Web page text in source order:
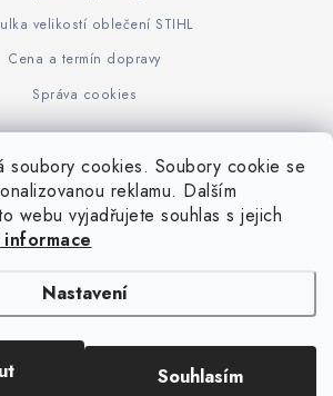
soubory cookies. Soubory cookie se
reklamu. Dalším
webu vyjadřujete souhlas s jejich
Nastavení
Souhlasím
velikostí oblečení STIHL
Cena a termín dopravy
Správa cookies
Výrobce STIHL STIHL Timbersport
- PLETIVA A NÁŘADÍ. Všechna práva vyhrazena.
Upravit nastavení cookies